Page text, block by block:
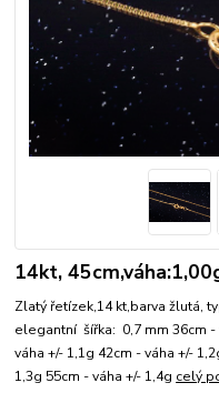
14kt,
Zlatý řetízek,14 kt,barva žlutá,
elegantní šířka: 0,7 mm 36cm -
váha +/- 1,1g 42cm - váha +/-
1,3g 55cm - váha +/- 1,4g celý